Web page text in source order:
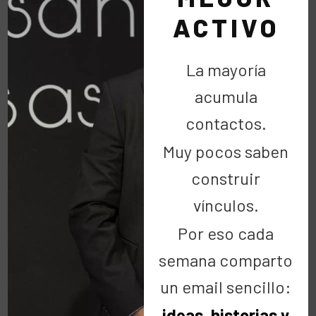
Redes Sociales.
• Siempre hay opciones para la viralidad “con
• Las agencias de Relaciones Públicas están
perdiendo el carro del Social Media.
Twitter y Facebook.
• Las Redes Sociales permiten medir, pero
sobretodo hay que saber contrastar unos
resultados de feedback de nuestra comunidad, ir
más allá en el feedback.
• Irán al alza la creación de comunidades
temáticas frente a las comunidades corporativas
Burbuja en el Social Media:
ACTIVO
La mayoría
acumula
contactos.
Muy pocos saben
construir
vínculos.
Por eso cada
semana comparto
un email sencillo: